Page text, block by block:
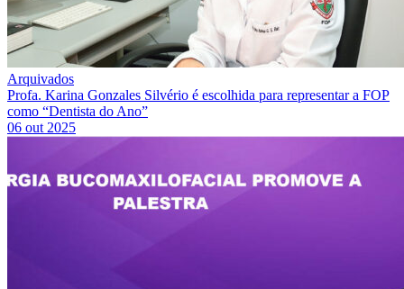
Arquivados
Profa. Karina Gonzales Silvério é escolhida para representar a FOP
como “Dentista do Ano”
06 out 2025